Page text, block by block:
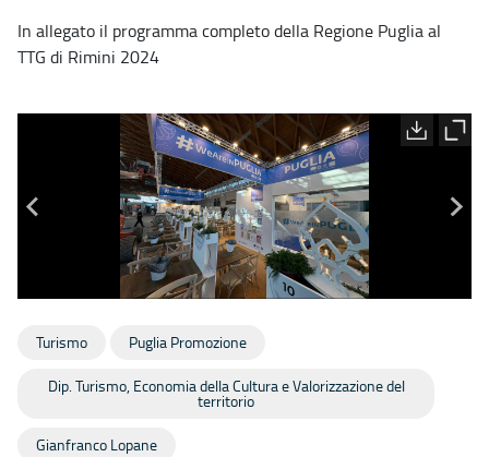
In allegato il programma completo della Regione Puglia al
TTG di Rimini 2024
Turismo Puglia Promozione
Dip. Turismo, Economia della Cultura e Valorizzazione del
territorio
Gianfranco Lopane